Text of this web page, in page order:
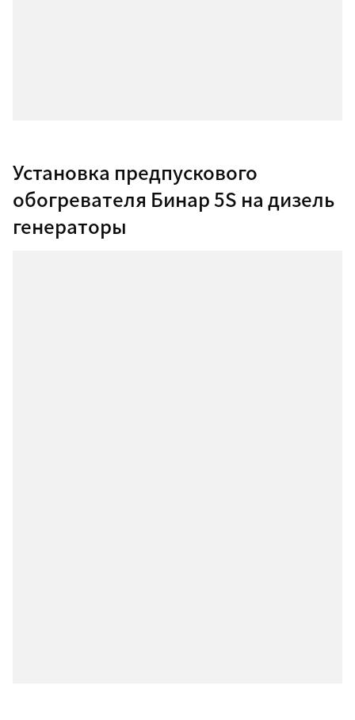
Установка предпускового
обогревателя Бинар 5S на дизель
генераторы